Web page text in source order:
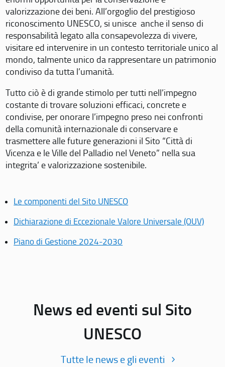
valorizzazione dei beni. All’orgoglio del prestigioso
riconoscimento UNESCO, si unisce anche il senso di
responsabilità legato alla consapevolezza di vivere,
visitare ed intervenire in un contesto territoriale unico al
mondo, talmente unico da rappresentare un patrimonio
condiviso da tutta l’umanità.
Tutto ciò è di grande stimolo per tutti nell’impegno
costante di trovare soluzioni efficaci, concrete e
condivise, per onorare l’impegno preso nei confronti
della comunità internazionale di conservare e
trasmettere alle future generazioni il Sito “Città di
Vicenza e le Ville del Palladio nel Veneto” nella sua
integrita’ e valorizzazione sostenibile.
Le componenti del Sito UNESCO
Dichiarazione di Eccezionale Valore Universale (OUV)
Piano di Gestione 2024-2030
News ed eventi sul Sito
UNESCO
Tutte le news e gli eventi